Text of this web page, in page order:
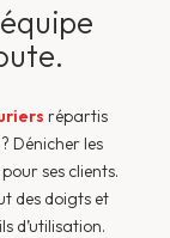
répartis
Dénicher les
ses clients.
des doigts et
d’utilisation.